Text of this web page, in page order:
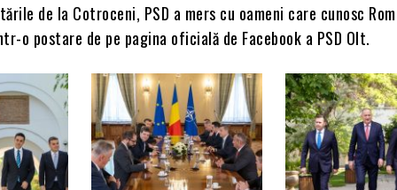
de la Cotroceni, PSD a mers cu oameni care cunosc
o postare de pe pagina oficială de Facebook a PSD Olt.